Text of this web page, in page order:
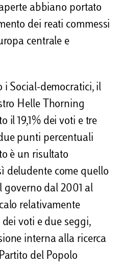
abbiano portato
dei reati commessi
centrale e
i Social-democratici, il
Helle Thorning
il 19,1% dei voti e tre
punti percentuali
è un risultato
deludente come quello
governo dal 2001 al
relativamente
voti e due seggi,
interna alla ricerca
del Popolo